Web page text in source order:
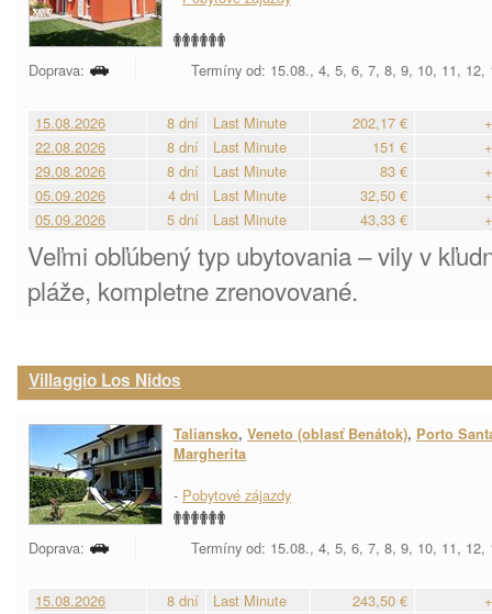
Doprava: Termíny od: 15.08., 4, 5, 6, 7, 8, 9, 10, 11, 12,
15.08.2026 8 dní Last Minute 202,17 €
22.08.2026
8 dní Last Minute 151 €
29.08.2026
8 dní Last Minute 83 €
05.09.2026
4 dni Last Minute 32,50 €
05.09.2026
5 dní Last Minute 43,33 €
Veľmi obľúbený typ ubytovania – vily v
pláže, kompletne zrenovované.
Villaggio Los Nidos
Taliansko, Veneto (oblasť Benátok), Porto
Margherita
- Pobytové zájazdy
Doprava: Termíny od: 15.08., 4, 5, 6, 7, 8, 9, 10, 11, 12,
15.08.2026 8 dní Last Minute 243,50 €